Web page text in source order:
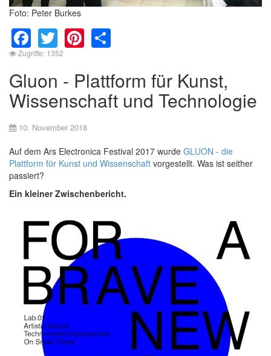
Foto: Peter Burkes
Facebook
TwitterPinterest
Zugriffe: 1352
Gluon - Plattform für Kunst,
Wissenschaft und Technologie
10. November 2018
Auf dem Ars Electronica Festival 2017 wurde GLUON - die
Plattform für Kunst und Wissenschaft vorgestellt. Was ist seither
passiert?
Ein kleiner Zwischenbericht.